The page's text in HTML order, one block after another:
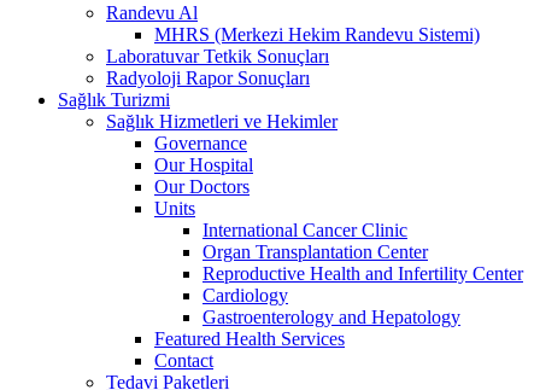
Randevu Al
MHRS (Merkezi Hekim Randevu Sistemi)
Laboratuvar Tetkik Sonuçları
Radyoloji Rapor Sonuçları
Sağlık Turizmi
Sağlık Hizmetleri ve Hekimler
Governance
Our Hospital
Our Doctors
Units
International Cancer Clinic
Organ Transplantation Center
Reproductive Health and Infertility Center
Cardiology
Gastroenterology and Hepatology
Featured Health Services
Contact
Tedavi Paketleri